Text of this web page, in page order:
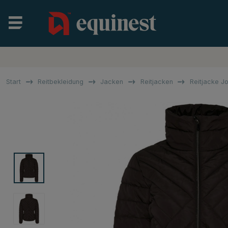
Start Reitbekleidung Jacken Reitjacken Reitjacke